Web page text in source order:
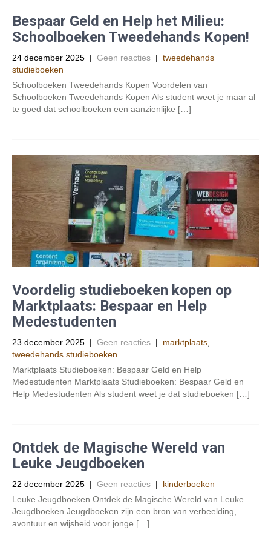
Bespaar Geld en Help het Milieu:
Schoolboeken Tweedehands Kopen!
24 december 2025 | Geen reacties | tweedehands
studieboeken
Schoolboeken Tweedehands Kopen Voordelen van
Schoolboeken Tweedehands Kopen Als student weet je maar al
te goed dat schoolboeken een aanzienlijke […]
Voordelig studieboeken kopen op
Marktplaats: Bespaar en Help
Medestudenten
23 december 2025 | Geen reacties | marktplaats
tweedehands studieboeken
Marktplaats Studieboeken: Bespaar Geld en Help
Medestudenten Marktplaats Studieboeken: Bespaar Geld en
Help Medestudenten Als student weet je dat studieboeken […]
Ontdek de Magische Wereld van
Leuke Jeugdboeken
22 december 2025 | Geen reacties | kinderboeken
Leuke Jeugdboeken Ontdek de Magische Wereld van Leuke
Jeugdboeken Jeugdboeken zijn een bron van verbeelding,
avontuur en wijsheid voor jonge […]